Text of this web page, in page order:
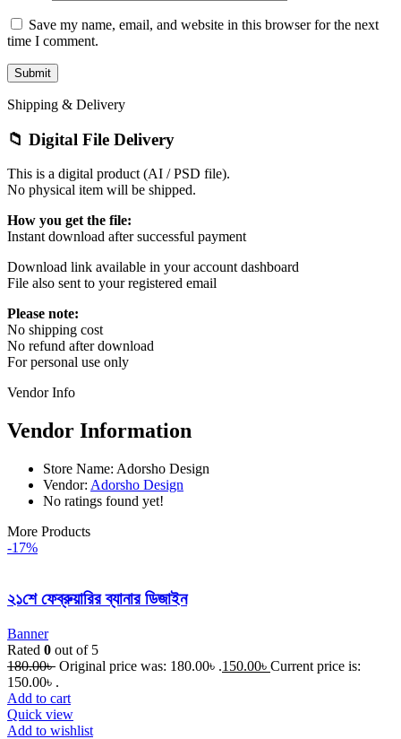
Save my name, email, and website in this browser for the next
time I comment.
Shipping & Delivery
📁 Digital File Delivery
This is a digital product (AI / PSD file).
No physical item will be shipped.
How you get the file:
Instant download after successful payment
Download link available in your account dashboard
File also sent to your registered email
Please note:
No shipping cost
No refund after download
For personal use only
Vendor Info
Vendor Information
Store Name: Adorsho Design
Vendor: Adorsho Design
No ratings found yet!
More Products
-17%
২১শে ফেব্রুয়ারির ব্যানার ডিজাইন
Banner
Rated 0 out of 5
180.00৳ Original price was: 180.00৳ .150.00৳ Current price is:
150.00৳ .
Add to cart
Quick view
Add to wishlist